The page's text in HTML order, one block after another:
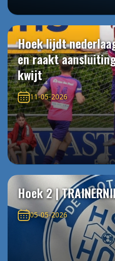
Hoek lijdt
en raakt
kwijt
11-05-2026
Hoek 2 |
05-05-2026